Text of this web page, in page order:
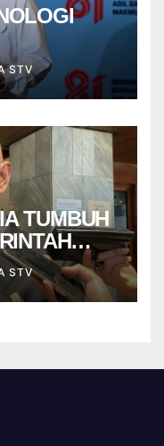
STV
TUMBUH
PUAS
STV